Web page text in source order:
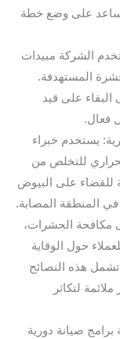
يساعد على وضع خطة
الشركة مبيدات
المستهدفة.
على قيد
فعال.
يستخدم خبراء
للتخلص من
للقضاء على البيوض
في المنطقة المصابة.
مكافحة الحشرات،
حول الوقاية
هذه النصائح
لتكاثر
برامج صيانة دورية